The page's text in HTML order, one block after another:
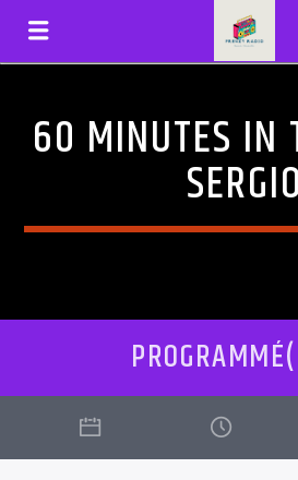
EN CE MOMENT
60 MINUTES IN
SERGIO